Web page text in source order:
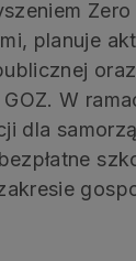
Zero
planuje
oraz
W
dla